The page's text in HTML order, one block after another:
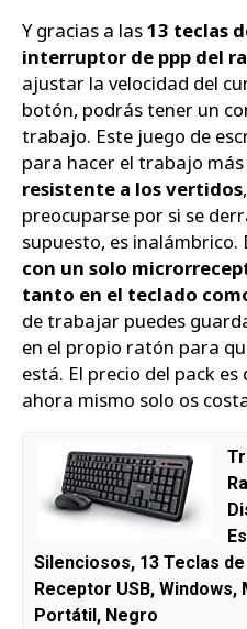
Y gracias a las13 teclas
interruptor de ppp del
ajustar la velocidad del
botón, podrás tener un
trabajo. Este juego de
para hacer el trabajo
resistente a los vertidos
preocuparse por si se
supuesto, es inalámbrico.
con un solo
tanto en el teclado
de trabajar puedes
en el propio ratón para
está. El precio del pack
ahora mismo solo os
Silenciosos, 13 Teclas
Receptor USB, Windows,
Portátil, Negro